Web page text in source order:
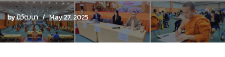
byนิวัฒนา May 27, 2025